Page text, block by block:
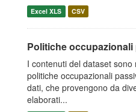
Excel XLS CSV
Politiche
I contenuti del dataset
politiche occupazionali
dati, che provengono da
elaborati...